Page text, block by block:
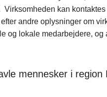
kan
andre oplysninger om
og lokale medarbejdere,
mennesker i region